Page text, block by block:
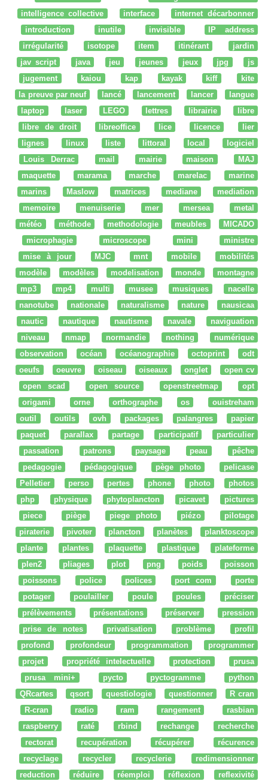
intelligence collective
interface
internet décarbonner
introduction
inutile invisible
IP address
irrégularité
isotope item itinérant
jardin
jav script
java jeu jeunes jeux jpg
js
jugement
kaiou kap kayak kiff
kite
la preuve par neuf
lancé lancement lancer
langue
laptop
laser LEGO lettres librairie
libre
libre de droit
libreoffice lice licence
lier
lignes
linux liste littoral local
logiciel
Louis Derrac
mail mairie maison
MAJ
maquette
marama marche marelac
marine
marins
Maslow matrices mediane
mediation
memoire
menuiserie mer mersea
metal
météo
méthode methodologie meubles
MICADO
microphagie
microscope mini
ministre
mise à jour
MJC mnt mobile
mobilités
modèle
modèles modelisation monde
montagne
mp3
mp4 multi musee musiques
nacelle
nanotube
nationale naturalisme nature
nausicaa
nautic
nautique nautisme navale
naviguation
niveau
nmap normandie nothing
numérique
observation
océan océanographie octoprint
odt
oeufs
oeuvre oiseau oiseaux onglet
open cv
open scad
open source openstreetmap
opt
origami
orne orthographe os
ouistreham
outil
outils ovh packages palangres
papier
paquet
parallax partage participatif
particulier
passation
patrons paysage peau
pêche
pedagogie
pédagogique pège photo
pelicase
Pelletier
perso pertes phone photo
photos
php
physique phytoplancton picavet
pictures
piece
piège piege photo piézo
pilotage
piraterie
pivoter plancton planètes
planktoscope
plante
plantes plaquette plastique
plateforme
plen2
pliages plot png poids
poisson
poissons
police polices port com
porte
potager
poulailler poule poules
préciser
prélèvements
présentations préserver
pression
prise de notes
privatisation problème
profil
profond
profondeur programmation
programmer
projet
propriété intelectuelle protection
prusa
prusa mini+
pycto pyctogramme
python
QRcartes
qsort questiologie questionner
R cran
R-cran
radio ram rangement
rasbian
raspberry
raté rbind rechange
recherche
rectorat
recupération récupérer
récurence
recyclage
recycler recyclerie
redimensionner
reduction
réduire réemploi réflexion
reflexivité